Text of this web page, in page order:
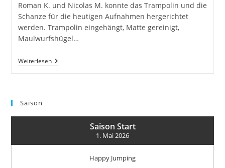
Roman K. und Nicolas M. konnte das Trampolin und die
Schanze für die heutigen Aufnahmen hergerichtet
werden. Trampolin eingehängt, Matte gereinigt,
Maulwurfshügel…
WeiterlesenSchanzenanlage
Für
Saison
Saison Start
1. Mai 2026
Happy Jumping